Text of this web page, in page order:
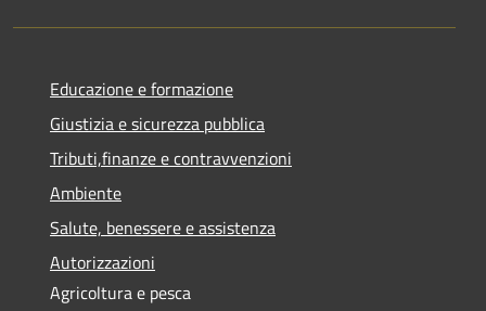
Educazione e formazione
Giustizia e sicurezza pubblica
Tributi,finanze e contravvenzioni
Ambiente
Salute, benessere e assistenza
Autorizzazioni
Agricoltura e pesca